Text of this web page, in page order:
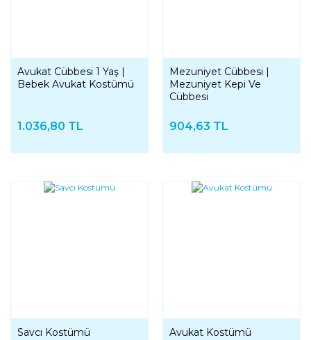
Avukat Cübbesi 1 Yaş |
Bebek Avukat Kostümü
1.036,80 TL
Mezuniyet Cübbesi |
Mezuniyet Kepi Ve
Cübbesi
904,63 TL
Savcı Kostümü Avukat Kostümü